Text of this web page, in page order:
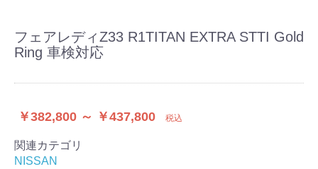
フェアレディZ33 R1TITAN EXTRA STTI Gold
Ring 車検対応
￥382,800 ～ ￥437,800 税込
関連カテゴリ
NISSAN